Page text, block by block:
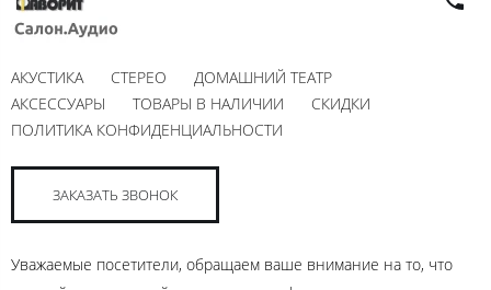
АКУСТИКА СТЕРЕО
ДОМАШНИЙ ТЕАТР
АКСЕССУАРЫ
ТОВАРЫ В НАЛИЧИИ
СКИДКИ
ПОЛИТИКА КОНФИДЕНЦИАЛЬНОСТИ
ЗАКАЗАТЬ ЗВОНОК
Уважаемые посетители, обращаем ваше внимание на то, что